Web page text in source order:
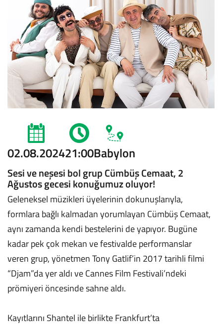
02.08.202421:00Babylon
Sesi ve neşesi bol grup Cümbüş Cemaat, 2
Ağustos gecesi konuğumuz oluyor!
Geleneksel müzikleri üyelerinin dokunuşlarıyla,
formlara bağlı kalmadan yorumlayan Cümbüş Cemaat,
aynı zamanda kendi bestelerini de yapıyor. Bugüne
kadar pek çok mekan ve festivalde performanslar
veren grup, yönetmen Tony Gatlif’in 2017 tarihli filmi
“Djam”da yer aldı ve Cannes Film Festivali’ndeki
prömiyeri öncesinde sahne aldı.
Kayıtlarını Shantel ile birlikte Frankfurt’ta